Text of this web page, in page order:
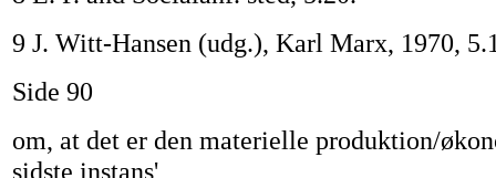
9 J. Witt-Hansen (udg.), Karl Marx, 1970,
Side 90
om, at det er den materielle produktion/
sidste instans'